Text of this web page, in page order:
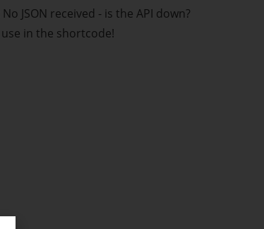
JSON received - is the API down?
use in the shortcode!